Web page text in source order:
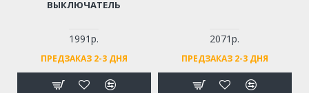
ВЫКЛЮЧАТЕЛЬ
1991р.
ПРЕДЗАКАЗ 2-3 ДНЯ
2071р.
ПРЕДЗАКАЗ 2-3 ДНЯ